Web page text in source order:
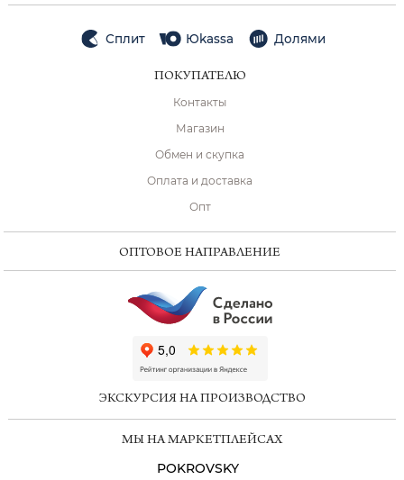
Сплит Юkassa Долями
ПОКУПАТЕЛЮ
Контакты
Магазин
Обмен и скупка
Оплата и доставка
Опт
ОПТОВОЕ НАПРАВЛЕНИЕ
ЭКСКУРСИЯ НА ПРОИЗВОДСТВО
МЫ НА МАРКЕТПЛЕЙСАХ
POKROVSKY